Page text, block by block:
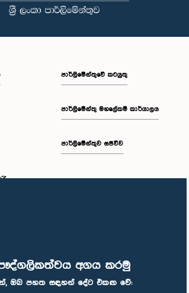
අගය කරමු
ඔබ පහත සඳහන් දේට එකඟ වේ:
පාර්ලිමේන්තුවේ කටයුතු
පාර්ලිමේන්තු මහලේකම් කාර්යාලය
පාර්ලිමේන්තුව සජීවීව